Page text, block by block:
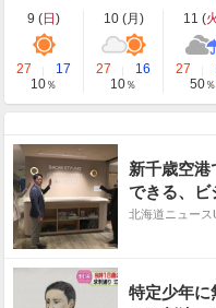
9 (日 ) 10 (月 ) 11 (火
27
17
10％
27
16
10％
27
50％
新千歳空
できる、ビ
やイベント
北海道ニュース
特定少年に